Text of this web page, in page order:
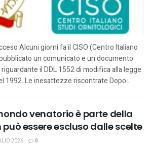
Alcuni giorni fa il CISO (Centro Italiano
un comunicato e un documento
il DDL 1552 di modifica alla legge
1992. Le inesattezze riscontrate Dopo...
venatorio è parte della
può essere escluso dalle scelte
2026 0